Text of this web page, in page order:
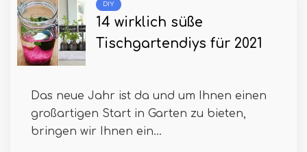
DIY
14 wirklich süße
Tischgartendiys für 2021
Das neue Jahr ist da und um Ihnen einen
großartigen Start in Garten zu bieten,
bringen wir Ihnen ein...